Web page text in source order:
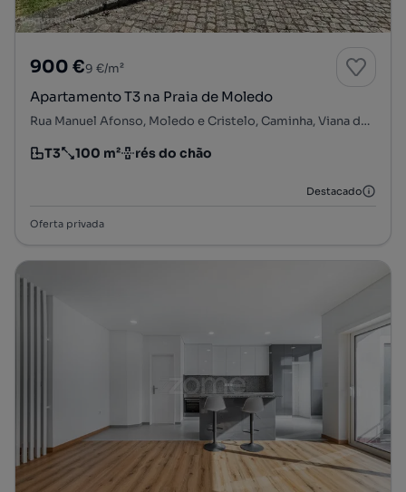
900 €9 €/m²
Apartamento T3 na Praia de Moledo
Rua Manuel Afonso, Moledo e Cristelo, Caminha, Viana do Castelo
Tipologia
T3
Preço por metro quadrado
100 m²
Andar rés do chão
Destacado
Oferta privada